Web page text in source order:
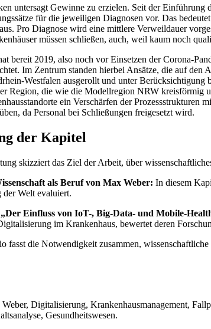
untersagt Gewinne zu erzielen. Seit der Einführung
für die jeweiligen Diagnosen vor. Das
Pro Diagnose wird eine mittlere Verweildauer
müssen schließen, auch, weil kaum noch
bereit 2019, also noch vor Einsetzen der Corona-
Im Zentrum standen hierbei Ansätze, die auf
Westfalen ausgerollt und unter
Region, die wie die Modellregion NRW kreisförmig
ein Verschärfen der
da Personal bei Schließungen freigesetzt wird.
der Kapitel
skizziert das Ziel der Arbeit, über
als Beruf von Max Weber: In diesem
der Welt evaluiert.
Einfluss von IoT-, Big-Data- und Mobile-
im Krankenhaus, bewertet deren
fasst die Notwendigkeit zusammen,
Digitalisierung, Krankenhausmanagement,
Gesundheitswesen.